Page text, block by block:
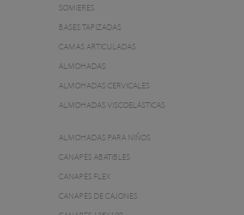
SOMIERES
BASES TAPIZADAS
CAMAS ARTICULADAS
ALMOHADAS
ALMOHADAS CERVICALES
ALMOHADAS VISCOELÁSTICAS
ALMOHADAS PARA NIÑOS
CANAPÉS ABATIBLES
CANAPÉS FLEX
CANAPÉS DE CAJONES